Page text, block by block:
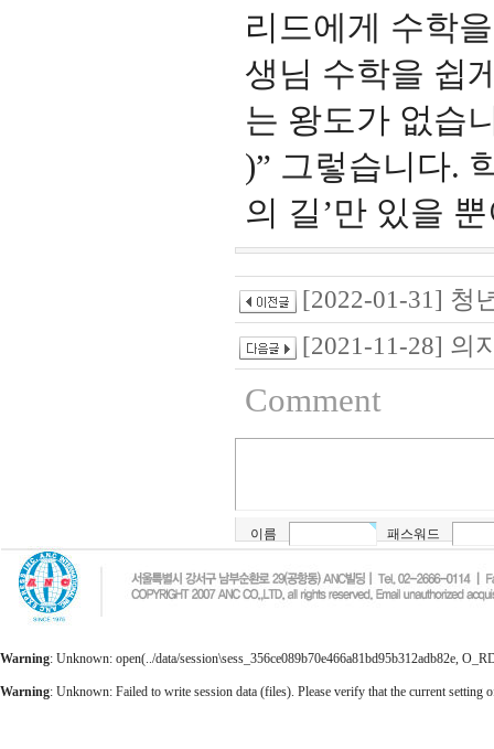
리드에게 수학
생님 수학을 쉽
는 왕도가 없습
)” 그렇습니다.
의 길’만 있을
[2022-01-31] 청
[2021-11-28] 의
Comment
이름 패스워드
Warning: Unknown: open(../data/session\sess_356ce089b70e466a81bd95b312adb82e,
Warning: Unknown: Failed to write session data (files). Please verify that the current setting